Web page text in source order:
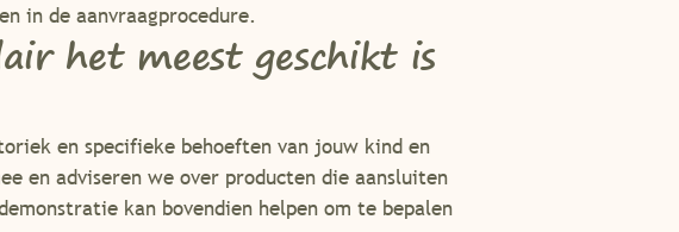
in de aanvraagprocedure.
het meest geschikt is
en specifieke behoeften van jouw kind en
en adviseren we over producten die aansluiten
kan bovendien helpen om te bepalen